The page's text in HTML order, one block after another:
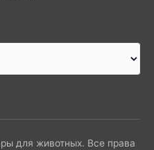
для животных. Все права